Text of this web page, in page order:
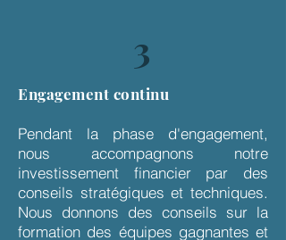
3
Engagement continu
Pendant la phase d'engagement,
nous accompagnons notre
investissement financier par des
conseils stratégiques et techniques.
Nous donnons des conseils sur la
formation des équipes gagnantes et